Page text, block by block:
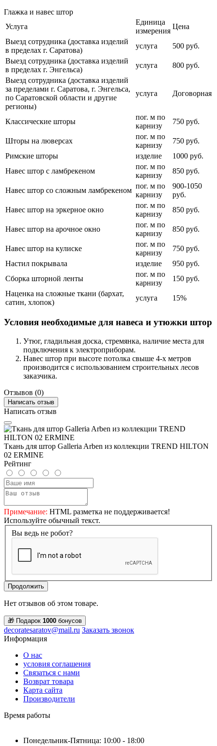
Глажка и навес штор
Услуга
Единица
измерения
Цена
Выезд сотрудника (доставка изделий
в пределах г. Саратова)
услуга
500 руб.
Выезд сотрудника (доставка изделий
в пределах г. Энгельса)
услуга
800 руб.
Выезд сотрудника (доставка изделий
за пределами г. Саратова, г. Энгельса,
по Саратовской области и другие
регионы)
услуга Договорная
Классические шторы
пог. м по
карнизу
750 руб.
Шторы на люверсах
пог. м по
карнизу
750 руб.
Римские шторы
изделие
1000 руб.
Навес штор с ламбрекеном
пог. м по
карнизу
850 руб.
Навес штор со сложным ламбрекеном
пог. м по
карнизу
900-1050
руб.
Навес штор на эркерное окно
пог. м по
карнизу
850 руб.
Навес штор на арочное окно
пог. м по
карнизу
850 руб.
Навес штор на кулиске
пог. м по
карнизу
750 руб.
Настил покрывала
изделие
950 руб.
Сборка шторной ленты
пог. м по
карнизу
150 руб.
Наценка на сложные ткани (бархат,
сатин, хлопок)
услуга 15%
Условия необходимые для навеса и утюжки штор
Утюг, гладильная доска, стремянка, наличие места для
подключения к электроприборам.
Навес штор при высоте потолка свыше 4-х метров
производится с использованием строительных лесов
заказчика.
Отзывов (0)
Написать отзыв
Написать отзыв
Ткань для штор Galleria Arben из коллекции TREND HILTON
02 ERMINE
Рейтинг
Примечание: HTML разметка не поддерживается!
Используйте обычный текст.
Вы ведь не робот?
Продолжить
Нет отзывов об этом товаре.
🎁 Подарок 1000 бонусов
decoratesaratov@mail.ru Заказать звонок
Информация
О нас
условия соглашения
Связаться с нами
Возврат товара
Карта сайта
Производители
Время работы
Понедельник-Пятница: 10:00 - 18:00